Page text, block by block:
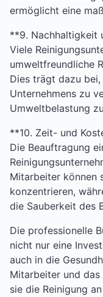
ermöglicht eine
**9. Nachhaltigkeit
Viele
umweltfreundliche
Dies trägt dazu
Unternehmens zu
Umweltbelastung
**10. Zeit- und
Die Beauftragung
Mitarbeiter können
konzentrieren,
die Sauberkeit des
Die professionelle
nicht nur eine
auch in die
Mitarbeiter und das
sie die Reinigung